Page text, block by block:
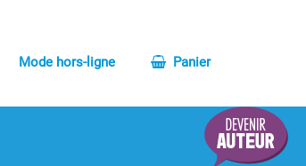
Mode hors-ligne Panier